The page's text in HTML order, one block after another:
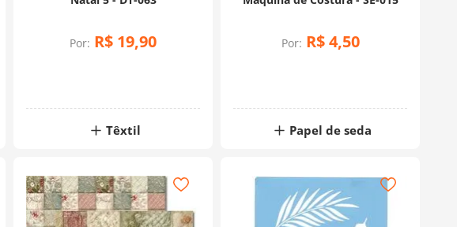
Por: R$ 19,90
Têxtil
Por: R$ 4,50
Papel de seda